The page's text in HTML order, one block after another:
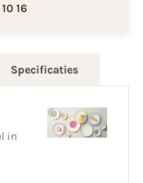
16
Specificaties
in